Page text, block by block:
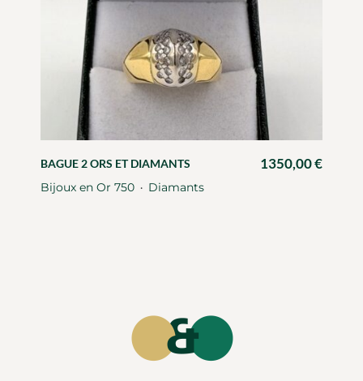
BAGUE 2 ORS ET DIAMANTS 1350,00€
Bijoux en Or 750 ・ Diamants